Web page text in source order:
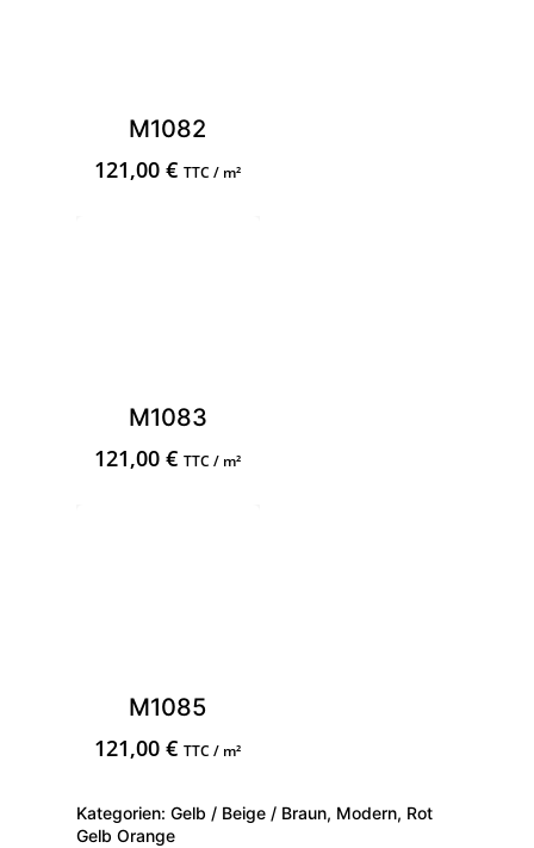
M1082
121,00€ TTC / m²
M1083
121,00€ TTC / m²
M1085
121,00€ TTC / m²
Kategorien: Gelb / Beige / Braun, Modern, Rot
Gelb Orange